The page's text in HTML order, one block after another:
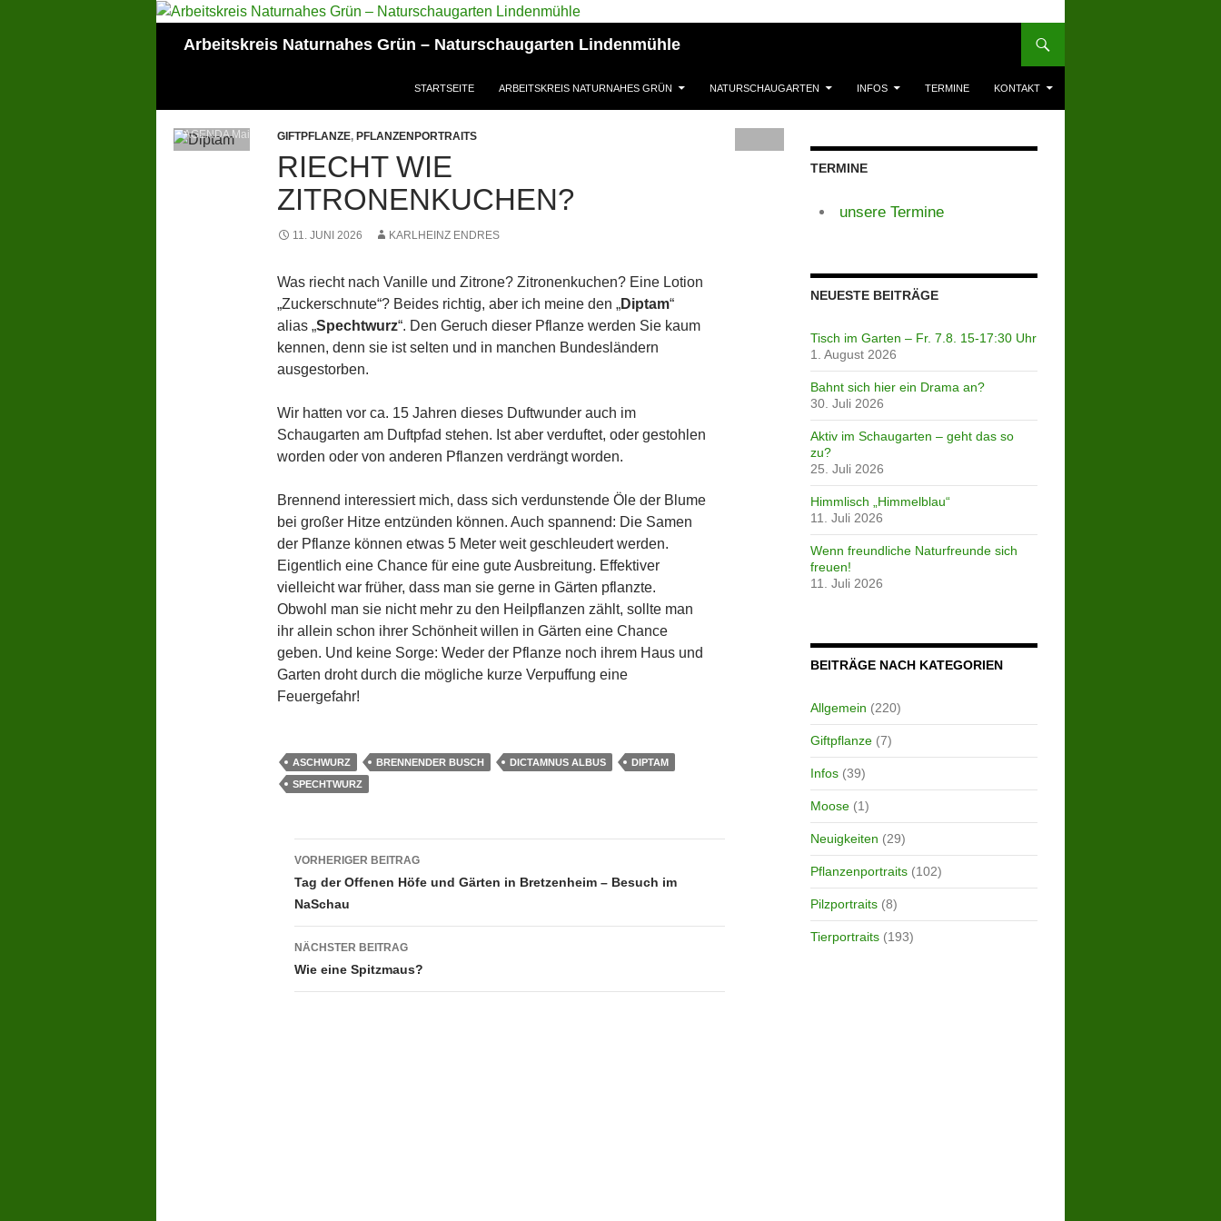
Arbeitskreis Naturnahes Grün – Naturschaugarten Lindenmühle
STARTSEITE ARBEITSKREIS NATURNAHES GRÜN NATURSCHAUGARTEN INFOS TERMINE KONTAKT
GIFTPFLANZE, PFLANZENPORTRAITS
RIECHT WIE
ZITRONENKUCHEN?
11. JUNI 2026 KARLHEINZ ENDRES
Was riecht nach Vanille und Zitrone? Zitronenkuchen? Eine Lotion
„Zuckerschnute“? Beides richtig, aber ich meine den „Diptam“
alias „Spechtwurz“. Den Geruch dieser Pflanze werden Sie kaum
kennen, denn sie ist selten und in manchen Bundesländern
ausgestorben.
Wir hatten vor ca. 15 Jahren dieses Duftwunder auch im
Schaugarten am Duftpfad stehen. Ist aber verduftet, oder gestohlen
worden oder von anderen Pflanzen verdrängt worden.
Brennend interessiert mich, dass sich verdunstende Öle der Blume
bei großer Hitze entzünden können. Auch spannend: Die Samen
der Pflanze können etwas 5 Meter weit geschleudert werden.
Eigentlich eine Chance für eine gute Ausbreitung. Effektiver
vielleicht war früher, dass man sie gerne in Gärten pflanzte.
Obwohl man sie nicht mehr zu den Heilpflanzen zählt, sollte man
ihr allein schon ihrer Schönheit willen in Gärten eine Chance
geben. Und keine Sorge: Weder der Pflanze noch ihrem Haus und
Garten droht durch die mögliche kurze Verpuffung eine
Feuergefahr!
ASCHWURZ BRENNENDER BUSCH DICTAMNUS ALBUS
DIPTAM
SPECHTWURZ
Beitragsnavigation
VORHERIGER BEITRAG
Tag der Offenen Höfe und Gärten in Bretzenheim – Besuch im
NaSchau
NÄCHSTER BEITRAG
Wie eine Spitzmaus?
TERMINE
unsere Termine
NEUESTE BEITRÄGE
Tisch im Garten – Fr. 7.8. 15-17:30 Uhr
1. August 2026
Bahnt sich hier ein Drama an?
30. Juli 2026
Aktiv im Schaugarten – geht das so
zu?
25. Juli 2026
Himmlisch „Himmelblau“
11. Juli 2026
Wenn freundliche Naturfreunde sich
freuen!
11. Juli 2026
BEITRÄGE NACH KATEGORIEN
Allgemein (220)
Giftpflanze(7)
Infos(39)
Moose(1)
Neuigkeiten (29)
Pflanzenportraits(102)
Pilzportraits(8)
Tierportraits(193)
AGENDA Mainz